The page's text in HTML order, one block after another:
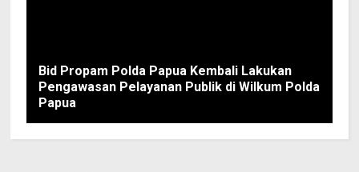
Bid Propam Polda Papua Kembali Lakukan
Pengawasan Pelayanan Publik di Wilkum Polda
Papua